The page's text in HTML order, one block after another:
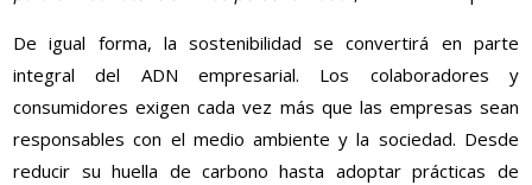
De igual forma, la sostenibilidad se convertirá en parte
integral del ADN empresarial. Los colaboradores y
consumidores exigen cada vez más que las empresas sean
responsables con el medio ambiente y la sociedad. Desde
reducir su huella de carbono hasta adoptar prácticas de